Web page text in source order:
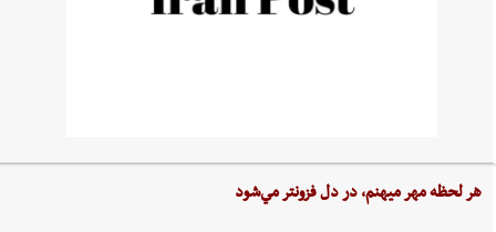
هر لحظه‌ مهر ميهنم،‌ در دل‌ فزونتر مي‌شود